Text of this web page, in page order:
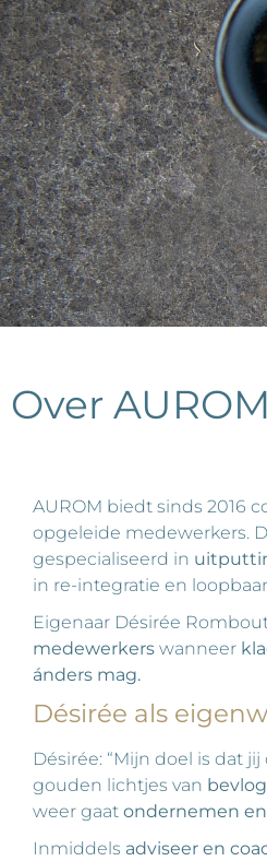
Over AUROM
AUROM biedt sinds 2016
opgeleide medewerkers.
gespecialiseerd in
in re-integratie en
Eigenaar Désirée
medewerkers wanneer
ánders mag.
Désirée als
Désirée: “Mijn doel is dat jij
gouden lichtjes van
weer gaat ondernemen
Inmiddels adviseer en